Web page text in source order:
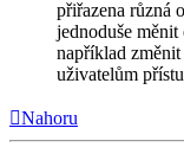
přiřazena různá
jednoduše
například
uživatelům
Nahoru